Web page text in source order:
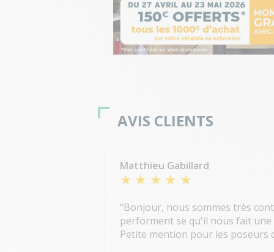
AVIS CLIENTS
Matthieu Gabillard
Bonjour, nous sommes très
performent se qu'il nous fait une
Petite mention pour les poseurs